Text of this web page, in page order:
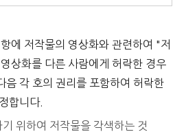
에 저작물의 영상화와 관련하여 "저
상화를 다른 사람에게 허락한 경우
음 각 호의 권리를 포함하여 허락한
합니다.
위하여 저작물을 각색하는 것